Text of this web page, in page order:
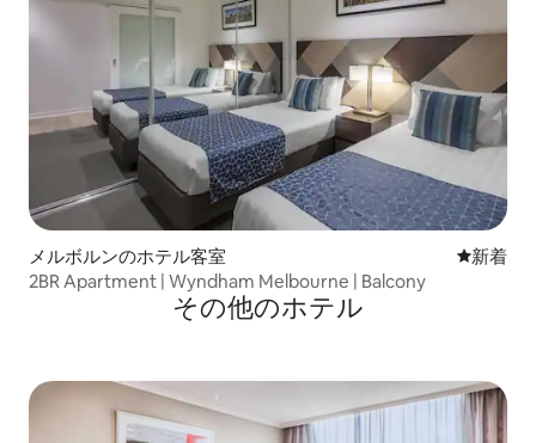
メルボルンのホテル客室 新しい宿
新着
2BR Apartment | Wyndham Melbourne | Balcony
その他のホテル